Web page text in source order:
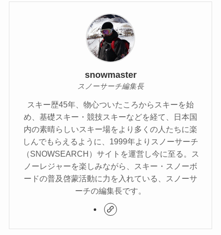
snowmaster
スノーサーチ編集長
スキー歴45年、物心ついたころからスキーを始
め、基礎スキー・競技スキーなどを経て、日本国
内の素晴らしいスキー場をより多くの人たちに楽
しんでもらえるように、1999年よりスノーサーチ
（SNOWSEARCH）サイトを運営し今に至る。ス
ノーレジャーを楽しみながら、スキー・スノーボ
ードの普及啓蒙活動に力を入れている、スノーサ
ーチの編集長です。